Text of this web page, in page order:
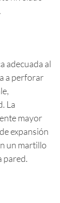
adecuada al
a perforar
La
mayor
expansión
un martillo
pared.